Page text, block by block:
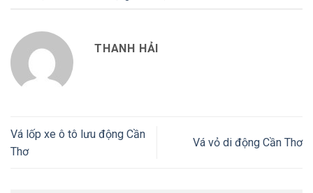
THANH HẢI
Vá lốp xe ô tô lưu động Cần
Thơ
Vá vỏ di động Cần Thơ